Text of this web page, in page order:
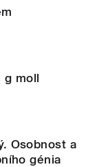
g moll
Osobnost a
génia